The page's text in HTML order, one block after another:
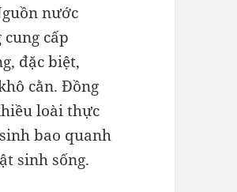
nước
cấp
đặc biệt,
cằn. Đồng
loài thực
bao quanh
sinh sống.